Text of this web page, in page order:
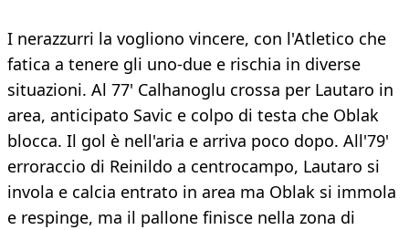
I nerazzurri la vogliono vincere, con l'Atletico che
fatica a tenere gli uno-due e rischia in diverse
situazioni. Al 77' Calhanoglu crossa per Lautaro in
area, anticipato Savic e colpo di testa che Oblak
blocca. Il gol è nell'aria e arriva poco dopo. All'79'
erroraccio di Reinildo a centrocampo, Lautaro si
invola e calcia entrato in area ma Oblak si immola
e respinge, ma il pallone finisce nella zona di